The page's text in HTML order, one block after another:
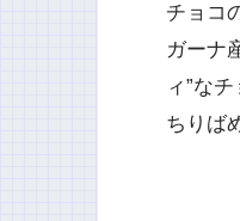
チョコ
ガーナ
ィ”な
ちりば